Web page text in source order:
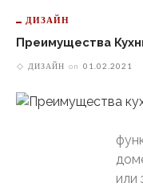
ДИЗАЙН
Преимущества
ДИЗАЙН on 01.02.2021
или